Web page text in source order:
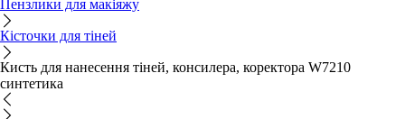
Пензлики для макіяжу
Кісточки для тіней
Кисть для нанесення тіней, консилера, коректора W7210
синтетика